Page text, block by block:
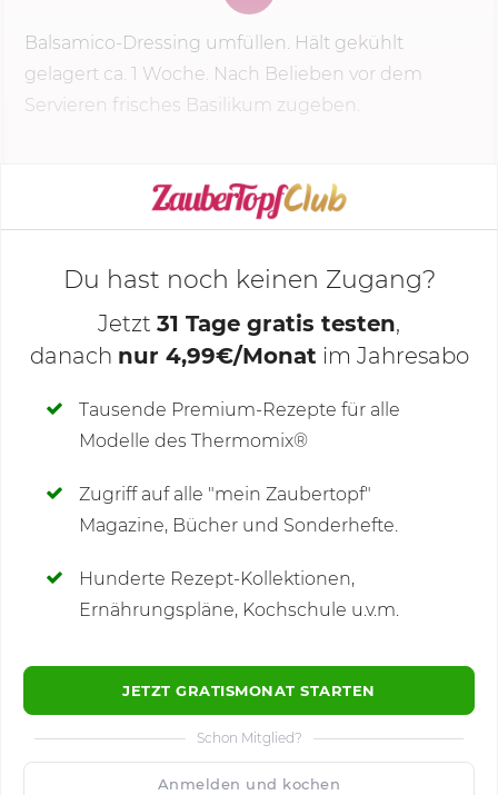
Balsamico-Dressing umfüllen. Hält gekühlt
gelagert ca. 1 Woche. Nach Belieben vor dem
Servieren frisches Basilikum zugeben.
KOCHMODUS STARTEN
Deine Notizen
Du hast noch keinen Zugang?
Jetzt 31 Tage gratis testen,
danach nur 4,99€/Monat im Jahresabo
Tausende Premium-Rezepte für alle
Modelle des Thermomix®
Zugriff auf alle "mein Zaubertopf"
Magazine, Bücher und Sonderhefte.
Hunderte Rezept-Kollektionen,
Ernährungspläne, Kochschule u.v.m.
JETZT GRATISMONAT STARTEN
Schon Mitglied?
Anmelden und kochen
Kommentare(3)
🙂 Speichern